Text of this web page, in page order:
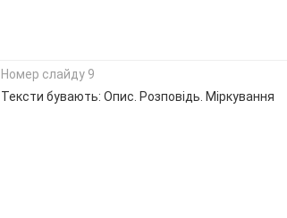
Номер слайду 9
Тексти бувають: Опис. Розповідь. Міркування